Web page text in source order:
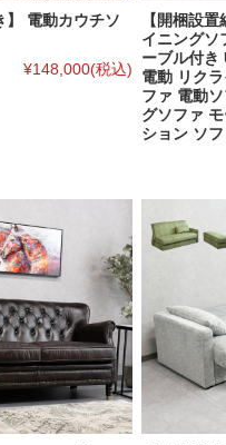
】 電動カウチソ
¥148,000(税込)
【開梱設
イニングソ
ーブル付き
電動 リク
ファ 電動
グソファ
ション ソ